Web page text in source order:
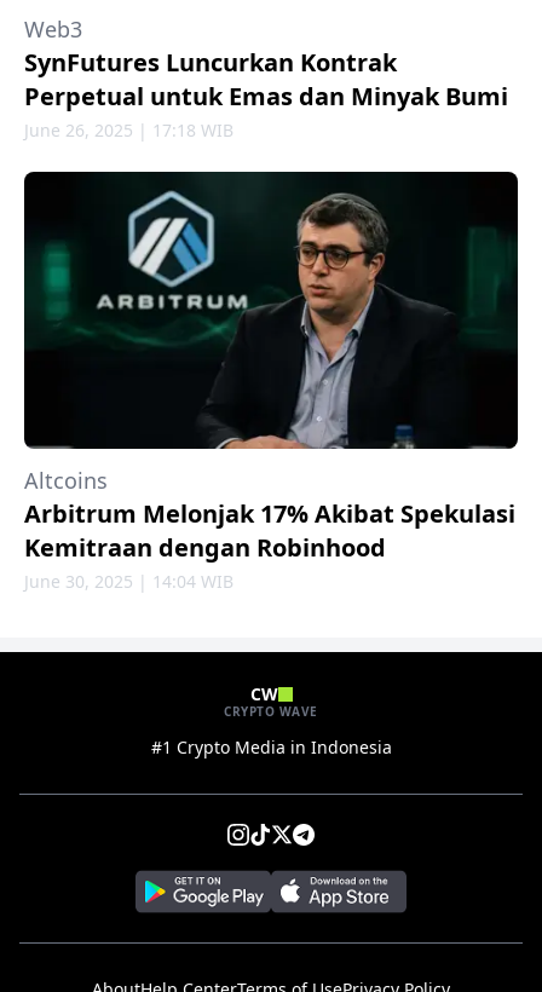
Web3
SynFutures Luncurkan Kontrak
Perpetual untuk Emas dan Minyak Bumi
June 26, 2025 | 17:18 WIB
Altcoins
Arbitrum Melonjak 17% Akibat Spekulasi
Kemitraan dengan Robinhood
June 30, 2025 | 14:04 WIB
CW
CRYPTO WAVE
#1 Crypto Media in Indonesia